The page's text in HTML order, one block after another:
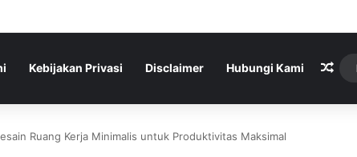
Range Mulai Sering Dipilih
Kebijakan Privasi Disclaimer Hubungi Kami
Ruang Kerja Minimalis untuk Produktivitas Maksimal